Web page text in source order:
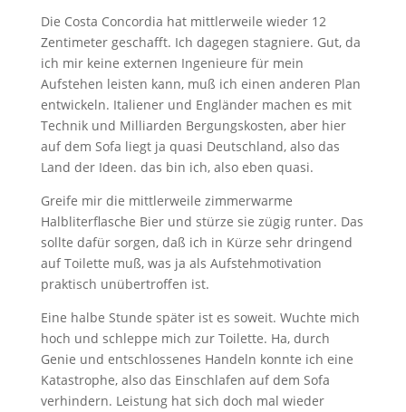
Die Costa Concordia hat mittlerweile wieder 12
Zentimeter geschafft. Ich dagegen stagniere. Gut, da
ich mir keine externen Ingenieure für mein
Aufstehen leisten kann, muß ich einen anderen Plan
entwickeln. Italiener und Engländer machen es mit
Technik und Milliarden Bergungskosten, aber hier
auf dem Sofa liegt ja quasi Deutschland, also das
Land der Ideen. das bin ich, also eben quasi.
Greife mir die mittlerweile zimmerwarme
Halbliterflasche Bier und stürze sie zügig runter. Das
sollte dafür sorgen, daß ich in Kürze sehr dringend
auf Toilette muß, was ja als Aufstehmotivation
praktisch unübertroffen ist.
Eine halbe Stunde später ist es soweit. Wuchte mich
hoch und schleppe mich zur Toilette. Ha, durch
Genie und entschlossenes Handeln konnte ich eine
Katastrophe, also das Einschlafen auf dem Sofa
verhindern. Leistung hat sich doch mal wieder